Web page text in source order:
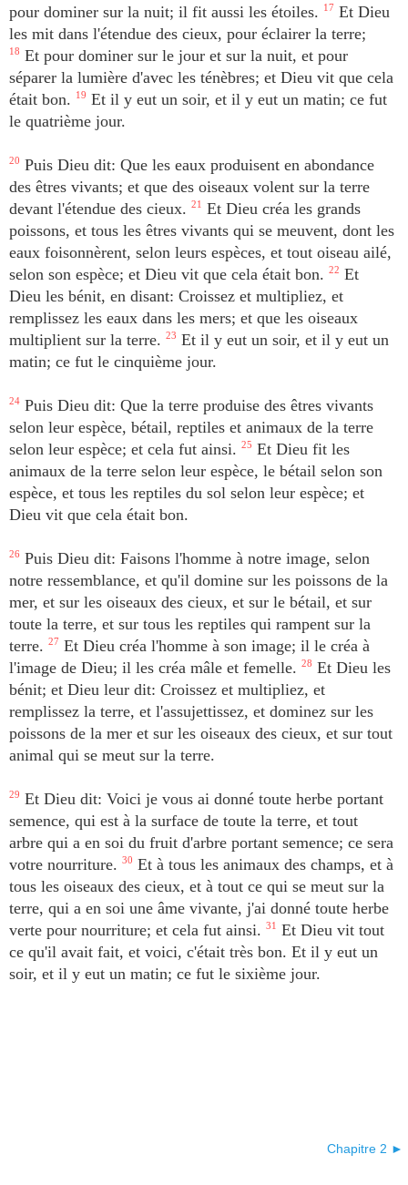
pour dominer sur la nuit; il fit aussi les étoiles.
17 Et Dieu
les mit dans l'étendue des cieux, pour éclairer la terre;
18 Et pour dominer sur le jour et sur la nuit, et pour
séparer la lumière d'avec les ténèbres; et Dieu vit que cela
était bon.
19 Et il y eut un soir, et il y eut un matin; ce fut
le quatrième jour.
20 Puis Dieu dit: Que les eaux produisent en abondance
des êtres vivants; et que des oiseaux volent sur la terre
devant l'étendue des cieux. 21
Et Dieu créa les grands
poissons, et tous les êtres vivants qui se meuvent, dont les
eaux foisonnèrent, selon leurs espèces, et tout oiseau ailé,
selon son espèce; et Dieu vit que cela était bon. 22 Et
Dieu les bénit, en disant: Croissez et multipliez, et
remplissez les eaux dans les mers; et que les oiseaux
multiplient sur la terre. 23 Et il y eut un soir, et il y eut un
matin; ce fut le cinquième jour.
24 Puis Dieu dit: Que la terre produise des êtres vivants
selon leur espèce, bétail, reptiles et animaux de la terre
selon leur espèce; et cela fut ainsi. 25 Et Dieu fit les
animaux de la terre selon leur espèce, le bétail selon son
espèce, et tous les reptiles du sol selon leur espèce; et
Dieu vit que cela était bon.
26 Puis Dieu dit: Faisons l'homme à notre image, selon
notre ressemblance, et qu'il domine sur les poissons de la
mer, et sur les oiseaux des cieux, et sur le bétail, et sur
toute la terre, et sur tous les reptiles qui rampent sur la
terre. 27 Et Dieu créa l'homme à son image; il le créa à
l'image de Dieu; il les créa mâle et femelle. 28 Et Dieu les
bénit; et Dieu leur dit: Croissez et multipliez, et
remplissez la terre, et l'assujettissez, et dominez sur les
poissons de la mer et sur les oiseaux des cieux, et sur tout
animal qui se meut sur la terre.
29 Et Dieu dit: Voici je vous ai donné toute herbe portant
semence, qui est à la surface de toute la terre, et tout
arbre qui a en soi du fruit d'arbre portant semence; ce sera
votre nourriture. 30 Et à tous les animaux des champs, et à
tous les oiseaux des cieux, et à tout ce qui se meut sur la
terre, qui a en soi une âme vivante, j'ai donné toute herbe
verte pour nourriture; et cela fut ainsi. 31
Et Dieu vit tout
ce qu'il avait fait, et voici, c'était très bon. Et il y eut un
soir, et il y eut un matin; ce fut le sixième jour.
Chapitre 2 ►